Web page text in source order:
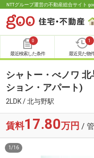
NTTグループ運営の不動産総合サイト
0
最近検索した条件
1
最近見た物
シャトー・べノワ
ション・アパート)
2LDK / 北与野駅
賃料17.80万円 /
1 /16